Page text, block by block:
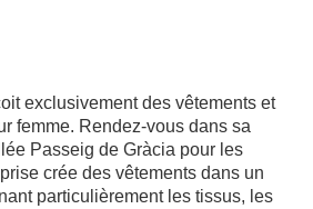
exclusivement des vêtements et
femme. Rendez-vous dans sa
Passeig de Gràcia pour les
crée des vêtements dans un
particulièrement les tissus, les